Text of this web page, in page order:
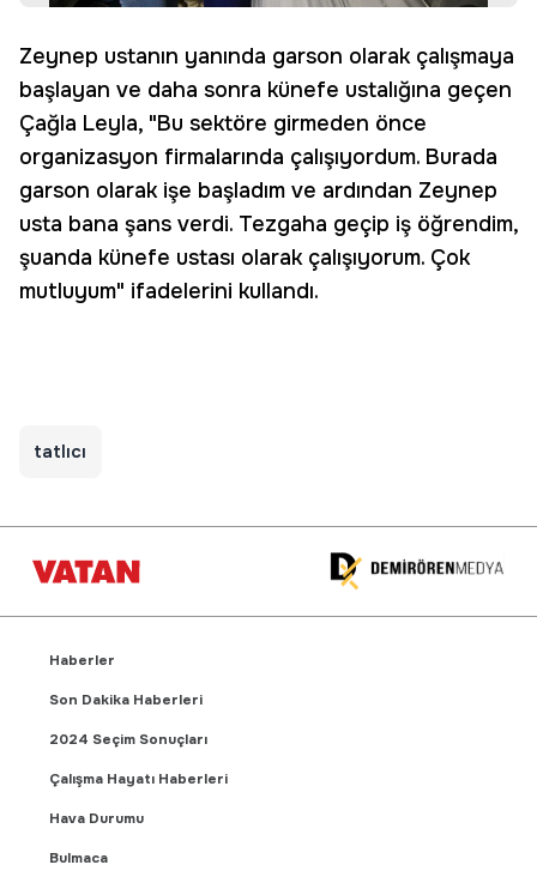
Zeynep ustanın yanında garson olarak çalışmaya
başlayan ve daha sonra künefe ustalığına geçen
Çağla Leyla, "Bu sektöre girmeden önce
organizasyon firmalarında çalışıyordum. Burada
garson olarak işe başladım ve ardından Zeynep
usta bana şans verdi. Tezgaha geçip iş öğrendim,
şuanda künefe ustası olarak çalışıyorum. Çok
mutluyum" ifadelerini kullandı.
tatlıcı
Haberler
Son Dakika Haberleri
2024 Seçim Sonuçları
Çalışma Hayatı Haberleri
Hava Durumu
Bulmaca